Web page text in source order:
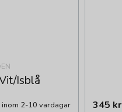
Isblå
inom 2-10 vardagar 345 kr